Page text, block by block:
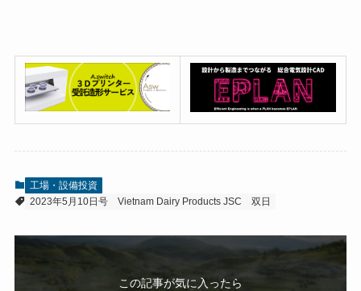
工場・設備投資
2023年5月10日号
Vietnam Dairy Products JSC 双日
この記事が気に入ったら